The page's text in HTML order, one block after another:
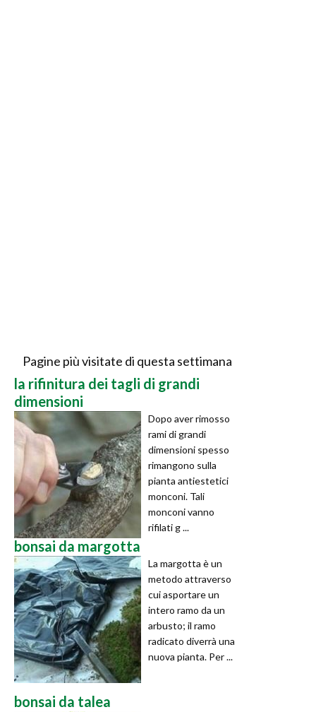
Pagine più visitate di questa settimana
la rifinitura dei tagli di grandi
dimensioni
Dopo aver rimosso
rami di grandi
dimensioni spesso
rimangono sulla
pianta antiestetici
monconi. Tali
monconi vanno
rifilati g ...
bonsai da margotta
La margotta è un
metodo attraverso
cui asportare un
intero ramo da un
arbusto; il ramo
radicato diverrà una
nuova pianta. Per ...
bonsai da talea